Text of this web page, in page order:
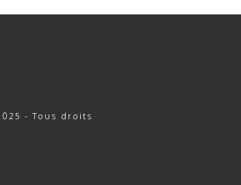
- Tous droits